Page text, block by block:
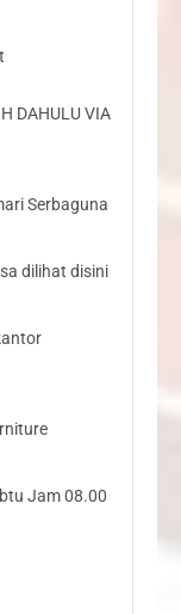
DAHULU VIA
Serbaguna
dilihat disini
Jam 08.00